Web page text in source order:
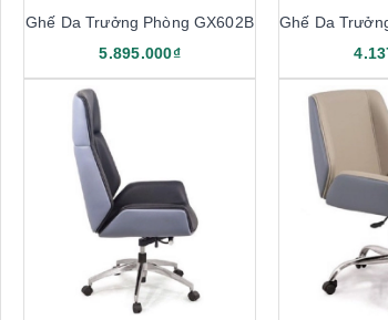
Ghế Da Trưởng Phòng GX602B
5.895.000₫